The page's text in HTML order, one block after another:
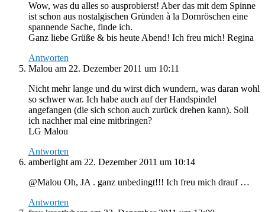
Wow, was du alles so ausprobierst! Aber das mit dem Spinne
ist schon aus nostalgischen Gründen à la Dornröschen eine
spannende Sache, finde ich.
Ganz liebe Grüße & bis heute Abend! Ich freu mich! Regina
Antworten
Malou am 22. Dezember 2011 um 10:11
Nicht mehr lange und du wirst dich wundern, was daran wohl
so schwer war. Ich habe auch auf der Handspindel
angefangen (die sich schon auch zurück drehen kann). Soll
ich nachher mal eine mitbringen?
LG Malou
Antworten
amberlight am 22. Dezember 2011 um 10:14
@Malou Oh, JA . ganz unbedingt!!! Ich freu mich drauf …
Antworten